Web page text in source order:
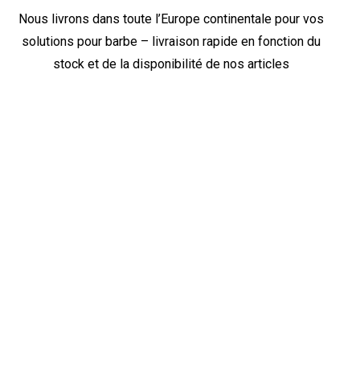
Nous livrons dans toute l’Europe continentale pour vos
solutions pour barbe – livraison rapide en fonction du
stock et de la disponibilité de nos articles